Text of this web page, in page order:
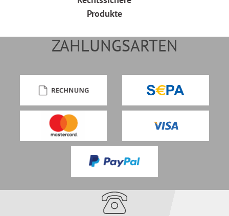
Produkte
ZAHLUNGSARTEN